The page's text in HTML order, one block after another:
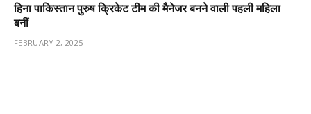
हिना पाकिस्तान पुरुष क्रिकेट टीम की मैनेजर बनने वाली पहली महिला
बनीं
FEBRUARY 2, 2025